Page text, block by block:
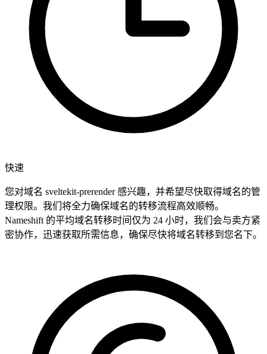
快速
您对域名 sveltekit-prerender 感兴趣，并希望尽快取得域名的管
理权限。我们将全力确保域名的转移流程高效顺畅。
Nameshift 的平均域名转移时间仅为 24 小时，我们会与卖方紧
密协作，迅速获取所需信息，确保尽快将域名转移到您名下。